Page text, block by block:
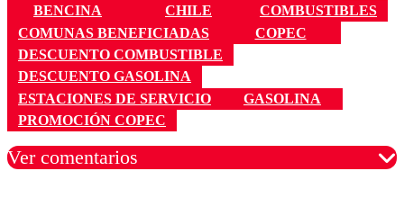
BENCINA
CHILE
COMBUSTIBLES
COMUNAS BENEFICIADAS
COPEC
DESCUENTO COMBUSTIBLE
DESCUENTO GASOLINA
ESTACIONES DE SERVICIO
GASOLINA
PROMOCIÓN COPEC
Ver comentarios